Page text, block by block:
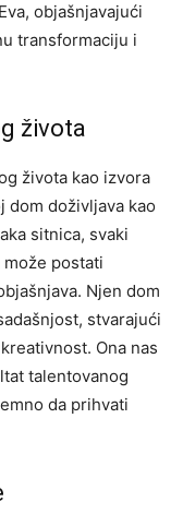
objašnjavajući
transformaciju i
života
života kao izvora
dom doživljava kao
sitnica, svaki
postati
Njen dom
stvarajući
Ona nas
talentovanog
da prihvati